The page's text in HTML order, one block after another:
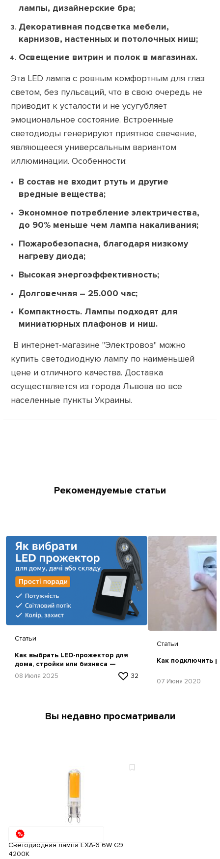
лампы, дизайнерские бра;
Декоративная подсветка мебели,
карнизов, настенных и потолочных ниш;
Освещение витрин и полок в магазинах.
Эта LED лампа с ровным комфортным для глаз
светом, без пульсаций, что в свою очередь не
приводит к усталости и не усугубляет
эмоциональное состояние. Встроенные
светодиоды генерируют приятное свечение,
являющееся универсальным вариантом
иллюминации. Особенности:
В состав не входит ртуть и другие
вредные вещества;
Экономное потребление электричества,
до 90% меньше чем лампа накаливания;
Пожаробезопасна, благодаря низкому
нагреву диода;
Высокая энергоэффективность;
Долговечная – 25.000 час;
Компактность. Лампы подходят для
миниатюрных плафонов и ниш.
В интернет-магазине "Электровоз" можно
купить светодиодную лампу по наименьшей
цене и отличного качества. Доставка
осуществляется из города Львова во все
населенные пункты Украины.
Рекомендуемые статьи
Статьи
Как выбрать LED-прожектор для
дома, стройки или бизнеса —
простая инструкция
08 Июля 2025 32
Статьи
Как подключить
07 Июня 2020
Вы недавно просматривали
Светодиодная лампа EXA-6 6W G9
4200К